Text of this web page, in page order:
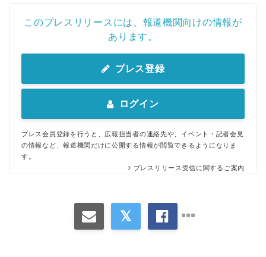
このプレスリリースには、報道機関向けの情報が
あります。
プレス登録
ログイン
プレス会員登録を行うと、広報担当者の連絡先や、イベント・記者会見
の情報など、報道機関だけに公開する情報が閲覧できるようになりま
す。
プレスリリース受信に関するご案内